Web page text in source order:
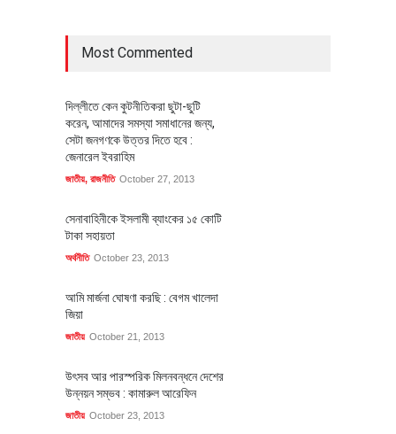
Most Commented
দিল্লীতে কেন কুটনীতিকরা ছুটা-ছুটি
করেন, আমাদের সমস্যা সমাধানের জন্য,
সেটা জনগণকে উত্তর দিতে হবে :
জেনারেল ইবরাহিম
জাতীয়, রাজনীতি October 27, 2013
সেনাবাহিনীকে ইসলামী ব্যাংকের ১৫ কোটি
টাকা সহায়তা
অর্থনীতি October 23, 2013
আমি মার্জনা ঘোষণা করছি : বেগম খালেদা
জিয়া
জাতীয় October 21, 2013
উৎসব আর পারস্পরিক মিলনবন্ধনে দেশের
উন্নয়ন সম্ভব : কামারুল আরেফিন
জাতীয় October 23, 2013